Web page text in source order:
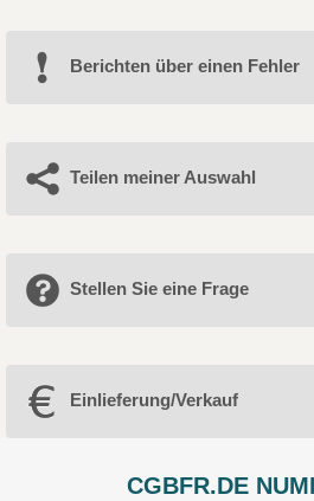
Berichten über einen Fehler
Teilen meiner Auswahl
Stellen Sie eine Frage
Einlieferung/Verkauf
CGBFR.DE